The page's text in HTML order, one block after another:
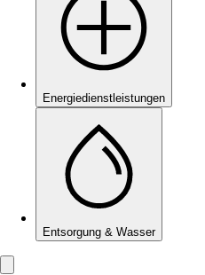
Energie­dienstleistungen
Entsorgung & Wasser